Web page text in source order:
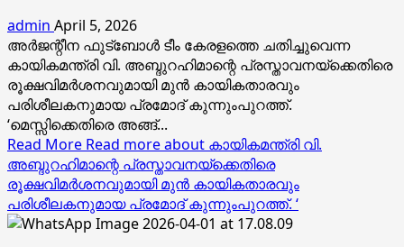
admin April 5, 2026
അര്‍ജന്റീന ഫുട്‌ബോള്‍ ടീം കേരളത്തെ ചതിച്ചുവെന്ന
കായികമന്ത്രി വി. അബ്ദുറഹിമാന്റെ പ്രസ്താവനയ്‌ക്കെതിരെ
രൂക്ഷവിമര്‍ശനവുമായി മുന്‍ കായികതാരവും
പരിശീലകനുമായ പ്രമോദ് കുന്നുംപുറത്ത്.
‘മെസ്സിക്കെതിരെ അങ്ങ്...
Read More Read more about കായികമന്ത്രി വി.
അബ്ദുറഹിമാന്റെ പ്രസ്താവനയ്‌ക്കെതിരെ
രൂക്ഷവിമര്‍ശനവുമായി മുന്‍ കായികതാരവും
പരിശീലകനുമായ പ്രമോദ് കുന്നുംപുറത്ത്. ‘